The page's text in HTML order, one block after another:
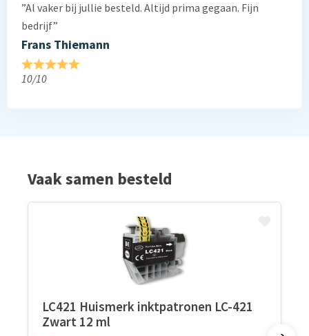
”Al vaker bij jullie besteld. Altijd prima gegaan. Fijn
bedrijf”
Frans Thiemann
10/10
Vaak samen besteld
LC421 Huismerk inktpatronen LC-421
Zwart 12 ml